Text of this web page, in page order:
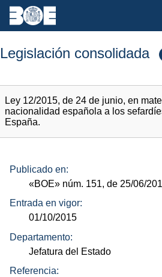
Legislación consolidada
Ley 12/2015, de 24 de junio, en
nacionalidad española a los
España.
Publicado en:
«BOE» núm. 151, de 25/06/
Entrada en vigor:
01/10/2015
Departamento:
Jefatura del Estado
Referencia: